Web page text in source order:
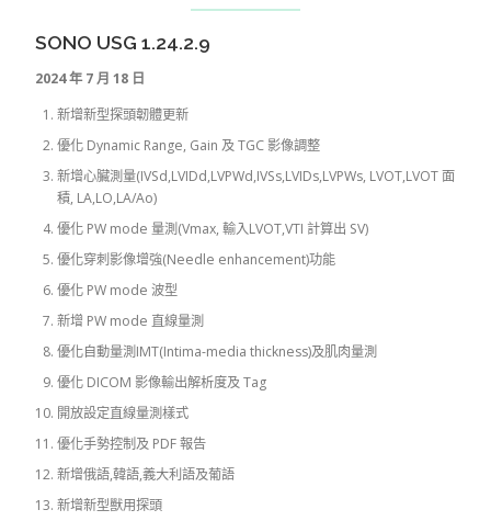
SONO USG 1.24.2.9
2024 年 7 月 18 日
新增新型探頭韌體更新
優化 Dynamic Range, Gain 及 TGC 影像調整
新增心臟測量(IVSd,LVIDd,LVPWd,IVSs,LVIDs,LVPWs, LVOT,LVOT 面
積, LA,LO,LA/Ao)
優化 PW mode 量測(Vmax, 輸入LVOT,VTI 計算出 SV)
優化穿刺影像增強(Needle enhancement)功能
優化 PW mode 波型
新增 PW mode 直線量測
優化自動量測IMT(Intima-media thickness)及肌肉量測
優化 DICOM 影像輸出解析度及 Tag
開放設定直線量測樣式
優化手勢控制及 PDF 報告
新增俄語,韓語,義大利語及葡語
新增新型獸用探頭